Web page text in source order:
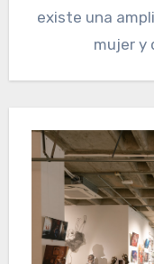
existe una
mujer y